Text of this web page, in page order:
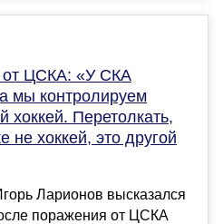
от ЦСКА: «У СКА
мы контролируем
хоккей. Перетолкать,
не хоккей, это другой
Ларионов высказался
поражения от ЦСКА